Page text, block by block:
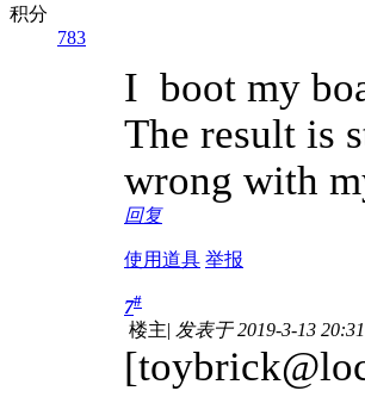
积分
783
I boot my
The result is
wrong with
回复
使用道具 举报
7#
楼主| 发表于 2019-3-13